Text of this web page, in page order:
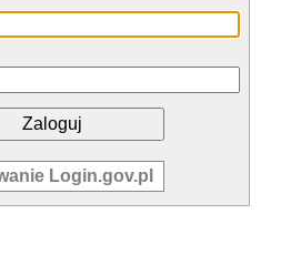
Login.gov.pl